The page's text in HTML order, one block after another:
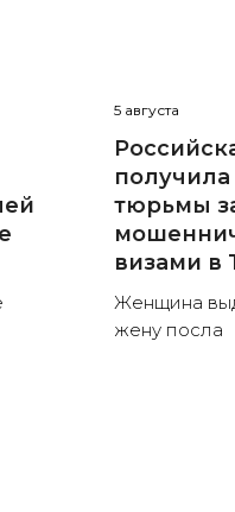
5 августа
тюрьмы
визами в
Женщина
жену посла